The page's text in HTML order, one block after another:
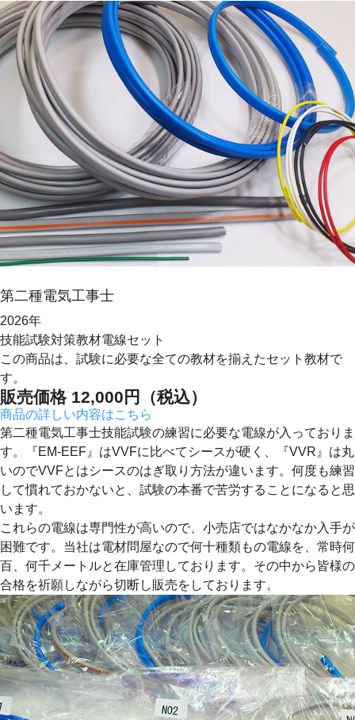
第二種電気工事士
2026年
技能試験対策教材電線セット
この商品は、試験に必要な全ての教材を揃えたセット教材で
す。
販売価格 12,000 円（税込）
商品の詳しい内容はこちら
第二種電気工事士技能試験の練習に必要な電線が入っておりま
す。『EM-EEF』はVVFに比べてシースが硬く、『VVR』は丸
いのでVVFとはシースのはぎ取り方法が違います。何度も練習
して慣れておかないと、試験の本番で苦労することになると思
います。
これらの電線は専門性が高いので、小売店ではなかなか入手が
困難です。当社は電材問屋なので何十種類もの電線を、常時何
百、何千メートルと在庫管理しております。その中から皆様の
合格を祈願しながら切断し販売をしております。